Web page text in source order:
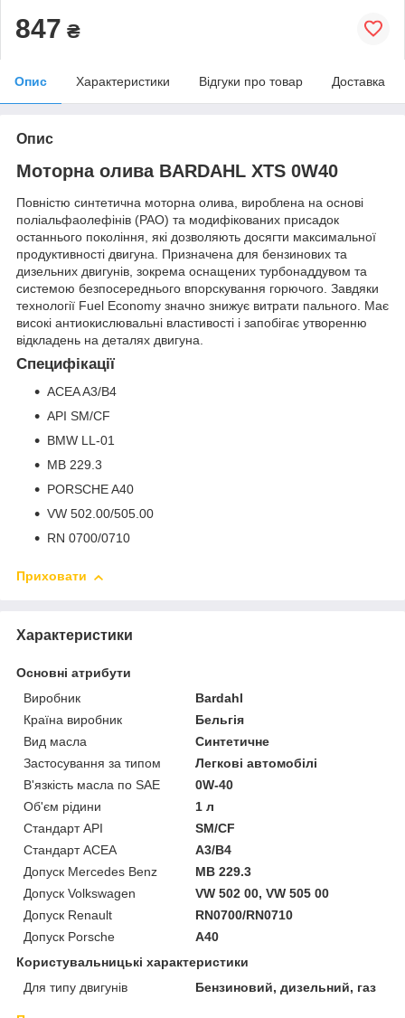
847 ₴
Опис Характеристики Відгуки про товар Доставка
Опис
Моторна олива BARDAHL XTS 0W40
Повністю синтетична моторна олива, вироблена на основі
поліальфаолефінів (PAO) та модифікованих присадок
останнього покоління, які дозволяють досягти максимальної
продуктивності двигуна. Призначена для бензинових та
дизельних двигунів, зокрема оснащених турбонаддувом та
системою безпосереднього впорскування горючого. Завдяки
технології Fuel Economy значно знижує витрати пального. Має
високі антиокислювальні властивості і запобігає утворенню
відкладень на деталях двигуна.
Специфікації
ACEA A3/B4
API SM/CF
BMW LL-01
MB 229.3
PORSCHE A40
VW 502.00/505.00
RN 0700/0710
Приховати
Характеристики
Основні атрибути
Виробник
Bardahl
Країна виробник
Бельгія
Вид масла
Синтетичне
Застосування за типом
Легкові автомобілі
В'язкість масла по SAE
0W-40
Об'єм рідини
1 л
Стандарт API
SM/CF
Стандарт ACEA
A3/B4
Допуск Mercedes Benz
MB 229.3
Допуск Volkswagen
VW 502 00, VW 505 00
Допуск Renault
RN0700/RN0710
Допуск Porsche
A40
Користувальницькі характеристики
Для типу двигунів
Бензиновий, дизельний, газ